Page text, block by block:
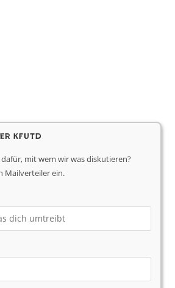
KfUTD
mit wem wir was diskutieren?
Mailverteiler ein.